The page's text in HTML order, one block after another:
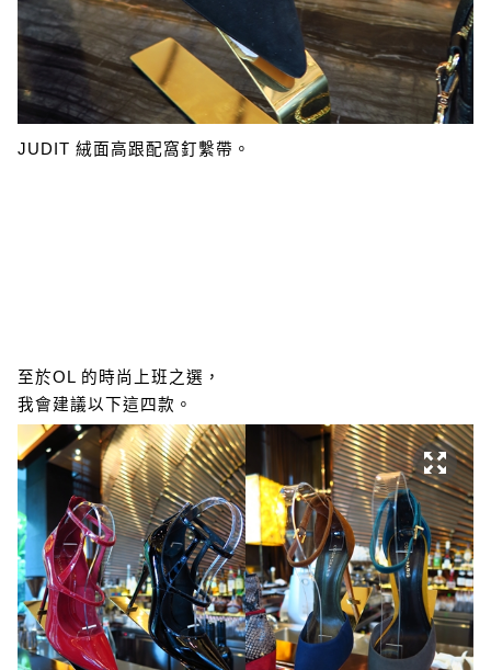
JUDIT 絨面高跟配窩釘繫帶。
至於OL 的時尚上班之選，
我會建議以下這四款。